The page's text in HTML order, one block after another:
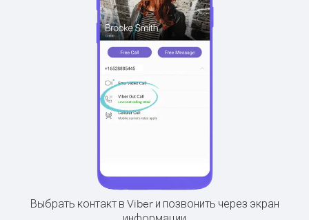
Выбрать контакт в Viber и позвонить через экран